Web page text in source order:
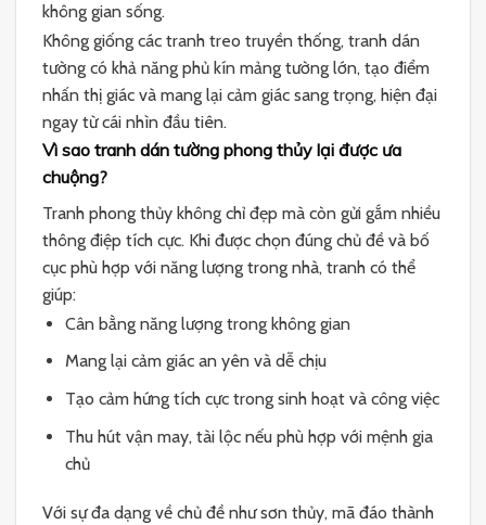
không gian sống.
Không giống các tranh treo truyền thống, tranh dán
tường có khả năng phủ kín mảng tường lớn, tạo điểm
nhấn thị giác và mang lại cảm giác sang trọng, hiện đại
ngay từ cái nhìn đầu tiên.
Vì sao tranh dán tường phong thủy lại được ưa
chuộng?
Tranh phong thủy không chỉ đẹp mà còn gửi gắm nhiều
thông điệp tích cực. Khi được chọn đúng chủ đề và bố
cục phù hợp với năng lượng trong nhà, tranh có thể
giúp:
Cân bằng năng lượng trong không gian
Mang lại cảm giác an yên và dễ chịu
Tạo cảm hứng tích cực trong sinh hoạt và công việc
Thu hút vận may, tài lộc nếu phù hợp với mệnh gia
chủ
Với sự đa dạng về chủ đề như sơn thủy, mã đáo thành